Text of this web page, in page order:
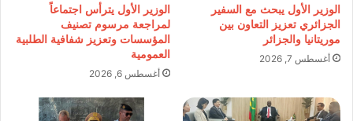
الوزير الأول يبحث مع السفير
الجزائري تعزيز التعاون بين
موريتانيا والجزائر
أغسطس 7, 2026
الوزير الأول يترأس اجتماعاً
لمراجعة مرسوم تصنيف
المؤسسات وتعزيز شفافية الطلبية
العمومية
أغسطس 6, 2026